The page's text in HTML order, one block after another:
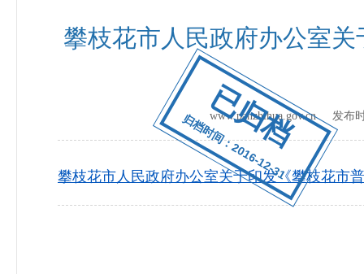
已归档
归档时间：2016-12-31
攀枝花市人民政府办公室
www.panzhihua.gov.cn 发布
攀枝花市人民政府办公室关于印发《攀枝花市